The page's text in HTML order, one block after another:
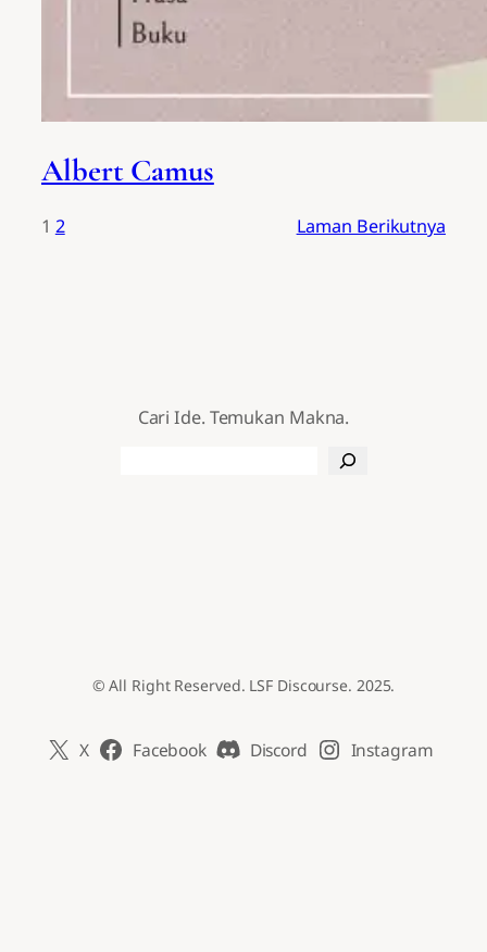
Albert Camus
1 2 Laman Berikutnya
Cari Ide. Temukan Makna.
© All Right Reserved. LSF Discourse. 2025.
X Facebook Discord Instagram